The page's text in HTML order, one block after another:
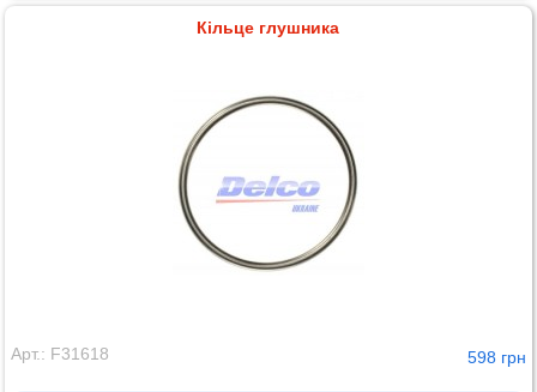
Кільце глушника
Арт.: F31618 598 грн